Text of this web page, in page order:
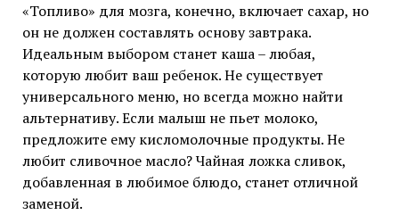
«Топливо» для мозга, конечно, включает сахар, но
он не должен составлять основу завтрака.
Идеальным выбором станет каша – любая,
которую любит ваш ребенок. Не существует
универсального меню, но всегда можно найти
альтернативу. Если малыш не пьет молоко,
предложите ему кисломолочные продукты. Не
любит сливочное масло? Чайная ложка сливок,
добавленная в любимое блюдо, станет отличной
заменой.